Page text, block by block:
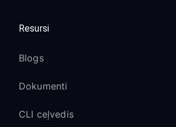
Resursi
Blogs
Dokumenti
CLI ceļvedis